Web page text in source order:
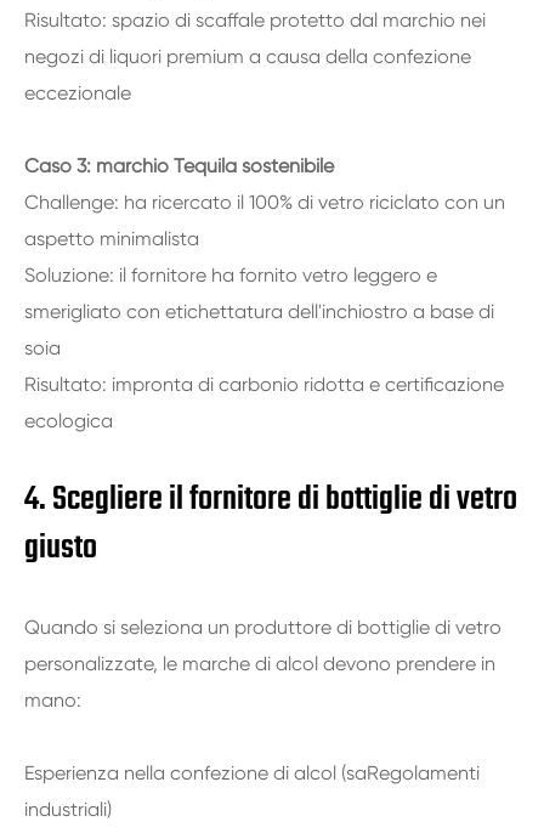
Risultato: spazio di scaffale protetto dal marchio nei
negozi di liquori premium a causa della confezione
eccezionale
Caso 3: marchio Tequila sostenibile
Challenge: ha ricercato il 100% di vetro riciclato con un
aspetto minimalista
Soluzione: il fornitore ha fornito vetro leggero e
smerigliato con etichettatura dell'inchiostro a base di
soia
Risultato: impronta di carbonio ridotta e certificazione
ecologica
4. Scegliere il fornitore di bottiglie di vetro
giusto
Quando si seleziona un produttore di bottiglie di vetro
personalizzate, le marche di alcol devono prendere in
mano:
Esperienza nella confezione di alcol (saRegolamenti
industriali)